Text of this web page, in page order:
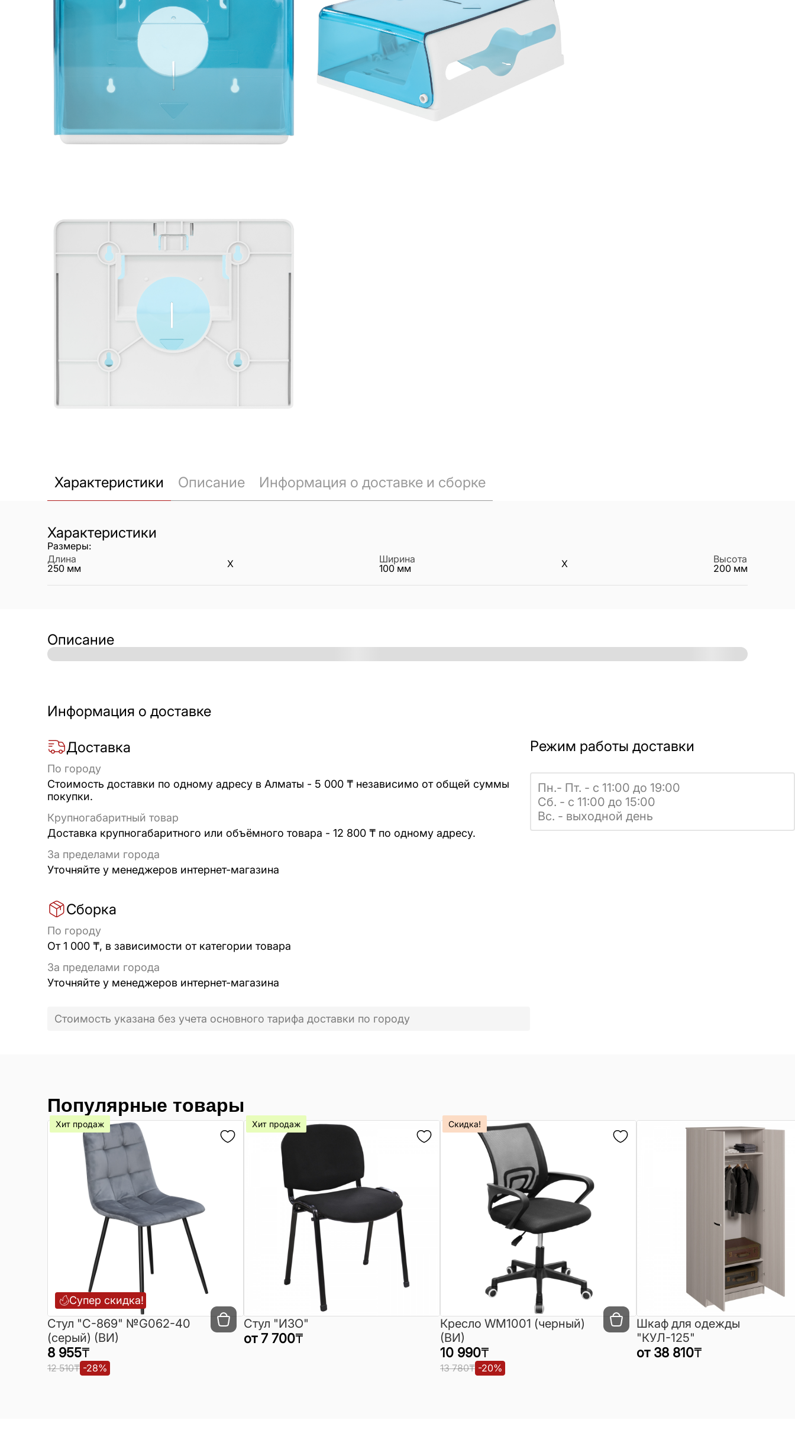
Характеристики Описание Информация о доставке и сборке
Характеристики
Размеры:
Длина
250 мм X
Ширина
100 мм X
Высота
200 мм
Описание
Информация о доставке
Доставка
По городу
Стоимость доставки по одному адресу в Алматы - 5 000 ₸ независимо от общей суммы
покупки.
Крупногабаритный товар
Доставка крупногабаритного или объёмного товара - 12 800 ₸ по одному адресу.
За пределами города
Уточняйте у менеджеров интернет-магазина
Сборка
По городу
От 1 000 ₸, в зависимости от категории товара
За пределами города
Уточняйте у менеджеров интернет-магазина
Стоимость указана без учета основного тарифа доставки по городу
Режим работы доставки
Пн.- Пт. - с 11:00 до 19:00
Сб. - с 11:00 до 15:00
Вс. - выходной день
Популярные товары
Супер скидка!
Хит продаж
Cтул "C-869" №G062-40
(серый) (ВИ)
8 955₸
12 510₸ -28%
Хит продаж
Стул "ИЗО"
от 7 700₸
Скидка!
Кресло WM1001 (черный)
(ВИ)
10 990₸
13 780₸ -20%
Шкаф для одежды
"КУЛ-125"
от 38 810₸